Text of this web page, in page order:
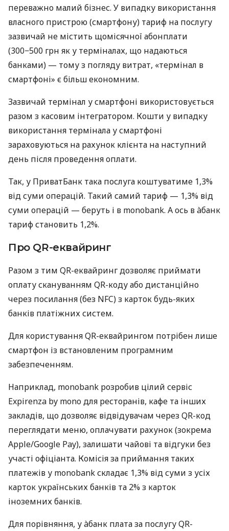
переважно малий бізнес. У випадку використання
власного пристрою (смартфону) тариф на послугу
зазвичай не містить щомісячної абонплати
(300−500 грн як у терміналах, що надаються
банками) — тому з погляду витрат, «термінал в
смартфоні» є більш економним.
Зазвичай термінал у смартфоні використовується
разом з касовим інтегратором. Кошти у випадку
використання термінала у смартфоні
зараховуються на рахунок клієнта на наступний
день після проведення оплати.
Так, у ПриватБанк така послуга коштуватиме 1,3%
від суми операцій. Такий самий тариф — 1,3% від
суми операцій — беруть і в monobank. А ось в àбанк
тариф становить 1,2%.
Про QR-еквайринг
Разом з тим QR-еквайринг дозволяє приймати
оплату скануванням QR-коду або дистанційно
через посилання (без NFC) з карток будь-яких
банків платіжних систем.
Для користування QR-еквайрингом потрібен лише
смартфон із встановленим програмним
забезпеченням.
Наприклад, monobank розробив цілий сервіс
Expirenza by mono для ресторанів, кафе та інших
закладів, що дозволяє відвідувачам через QR-код
переглядати меню, оплачувати рахунок (зокрема
Apple/Google Pay), залишати чайові та відгуки без
участі офіціанта. Комісія за приймання таких
платежів у monobank складає 1,3% від суми з усіх
карток українських банків та 2% з карток
іноземних банків.
Для порівняння, у àбанк плата за послугу QR-